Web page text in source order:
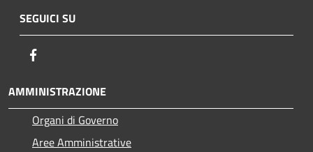
SEGUICI SU
AMMINISTRAZIONE
Organi di Governo
Aree Amministrative